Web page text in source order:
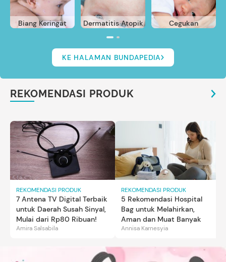
Biang Keringat Dermatitis Atopik Cegukan
KE HALAMAN BUNDAPEDIA
REKOMENDASI PRODUK
REKOMENDASI PRODUK
7 Antena TV Digital Terbaik
untuk Daerah Susah Sinyal,
Mulai dari Rp80 Ribuan!
Amira Salsabila
REKOMENDASI PRODUK
5 Rekomendasi Hospital
Bag untuk Melahirkan,
Aman dan Muat Banyak
Annisa Karnesyia